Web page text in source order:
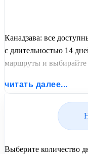
Канадзава: все
с длительностью 14
маршруты и
читать далее...
Выберите количество